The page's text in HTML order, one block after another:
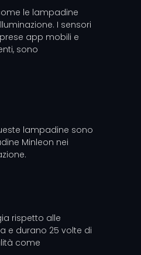
le lampadine
I sensori
app mobili e
sono
lampadine sono
Minleon nei
rispetto alle
e durano 25 volte di
come